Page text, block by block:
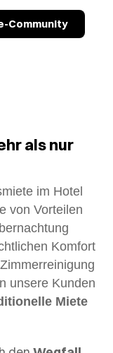
Community
als nur
im Hotel
von Vorteilen
Komfort
unsere Kunden
Miete